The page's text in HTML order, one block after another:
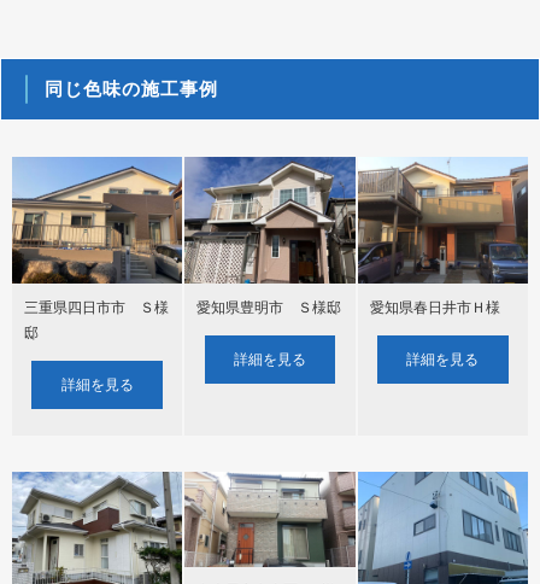
同じ色味の施工事例
三重県四日市市 Ｓ様
邸
詳細を見る
愛知県豊明市 Ｓ様邸
詳細を見る
愛知県春日井市Ｈ様
詳細を見る